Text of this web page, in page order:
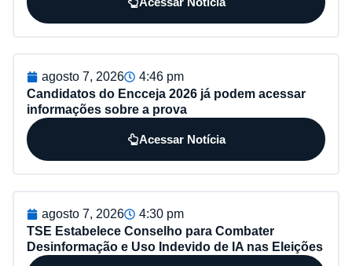
agosto 7, 2026
4:46 pm
Candidatos do Encceja 2026 já podem acessar
informações sobre a prova
Acessar Notícia
agosto 7, 2026
4:30 pm
TSE Estabelece Conselho para Combater
Desinformação e Uso Indevido de IA nas Eleições